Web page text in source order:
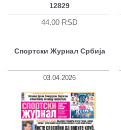
12829
44.00 RSD
Спортски Журнал Србија
03.04.2026